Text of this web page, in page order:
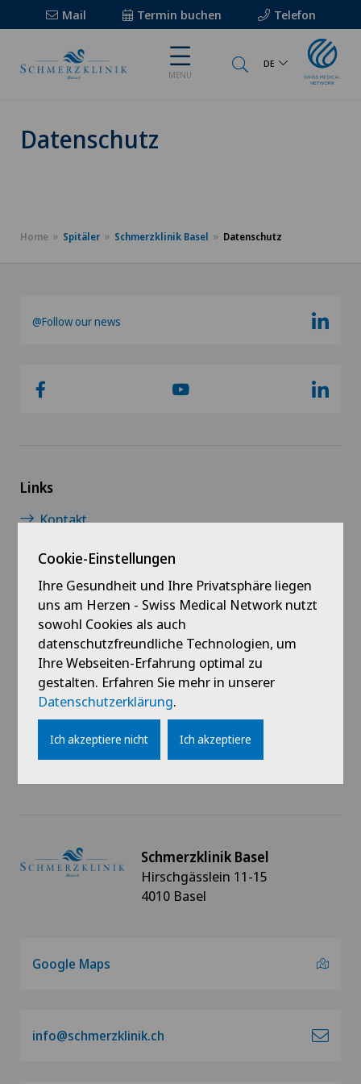
Mail Termin buchen Telefon
MENU
DE
Datenschutz
Home Spitäler Schmerzklinik Basel Datenschutz
@Follow our news
Links
Kontakt
Jobs
News / Events
Downloads
Medien
Impressum
Datenschutz
Schmerzklinik Basel
Hirschgässlein 11-15
4010 Basel
Google Maps
info@schmerzklinik.ch
Cookie-Einstellungen
Ihre Gesundheit und Ihre Privatsphäre liegen
uns am Herzen - Swiss Medical Network nutzt
sowohl Cookies als auch
datenschutzfreundliche Technologien, um
Ihre Webseiten-Erfahrung optimal zu
gestalten. Erfahren Sie mehr in unserer
Datenschutzerklärung.
Ich akzeptiere nicht Ich akzeptiere